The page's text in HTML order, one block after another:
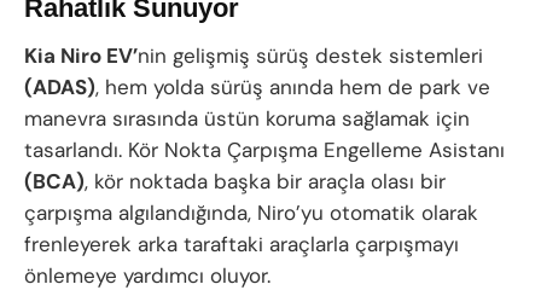
Rahatlık Sunuyor
Kia Niro EV’nin gelişmiş sürüş destek sistemleri
(ADAS), hem yolda sürüş anında hem de park ve
manevra sırasında üstün koruma sağlamak için
tasarlandı. Kör Nokta Çarpışma Engelleme Asistanı
(BCA), kör noktada başka bir araçla olası bir
çarpışma algılandığında, Niro’yu otomatik olarak
frenleyerek arka taraftaki araçlarla çarpışmayı
önlemeye yardımcı oluyor.